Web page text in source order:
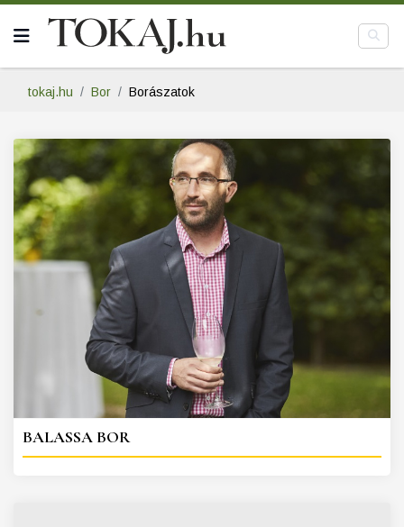
tokaj.hu Bor Borászatok
BALASSA BOR